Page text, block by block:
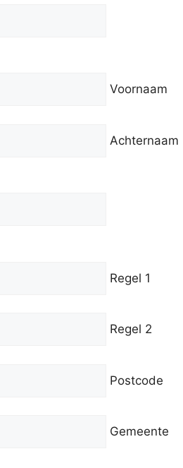
Voornaam
Achternaam
Regel 1
Regel 2
Postcode
Gemeente